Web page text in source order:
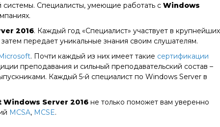
Специалисты, умеющие работать с Windows
2016. Каждый год «Специалист» участвует в крупнейших
передает уникальные знания своим слушателям.
. Почти каждый из них имеет такие сертификации
преподавания и сильный преподавательский состав –
Каждый 5-й специалист по Windows Server в
Server 2016 не только поможет вам уверенно
MCSA, MCSE.